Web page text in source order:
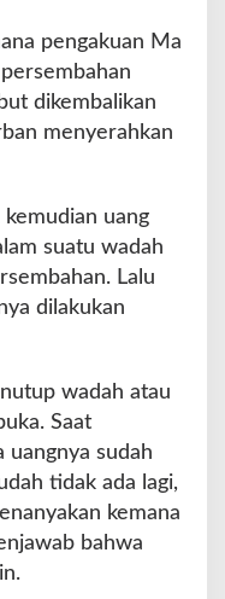
pengakuan Ma
dikembalikan
menyerahkan
uang
suatu wadah
Lalu
dilakukan
wadah atau
Saat
sudah
tidak ada lagi,
kemana
bahwa